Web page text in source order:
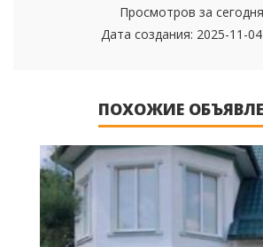
Просмотров за
Дата создания: 2025-11-
ПОХОЖИЕ